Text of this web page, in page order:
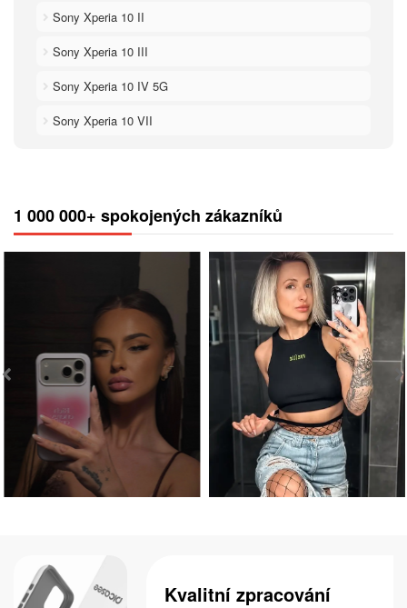
Sony Xperia 10 II
Sony Xperia 10 III
Sony Xperia 10 IV 5G
Sony Xperia 10 VII
1 000 000+ spokojených zákazníků
Kvalitní zpracování